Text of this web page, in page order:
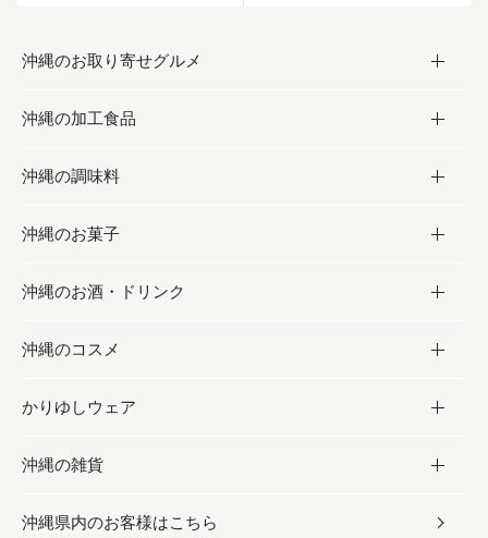
沖縄のお取り寄せグルメ
お取り寄せグルメ
フルーツ・野菜
お肉
海産物
沖縄の加工食品
加工食品
缶詰／パウチ
沖縄料理
沖縄そば／乾麺
レトルト食品
乾物／粉類
沖縄の調味料
調味料
砂糖／黒砂糖
塩
お酢／ドレッシング
しょうゆ
みそ
沖縄のお菓子
お菓子
黒糖
ちんすこう
伝統菓子
スナック
沖縄のお酒・ドリンク
お酒・ドリンク
泡盛
ビール・チューハイ
ワイン・ウィスキー・カクテル
沖縄のコスメ
コスメ
スキンケア
ボディケア
かりゆしウェア
かりゆしウェア
メンズ
沖縄の雑貨
雑貨
沖縄県内のお客様はこちら